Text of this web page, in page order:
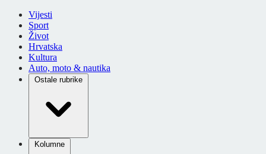
Vijesti
Sport
Život
Hrvatska
Kultura
Auto, moto & nautika
Ostale rubrike
Kolumne